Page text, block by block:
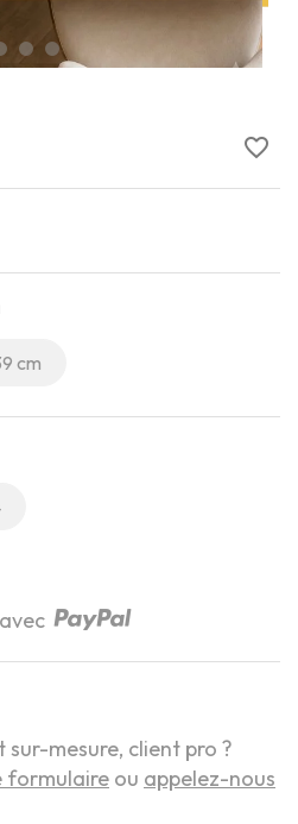
favorite_border
cm
mesure, client pro ?
formulaire ou appelez-nous